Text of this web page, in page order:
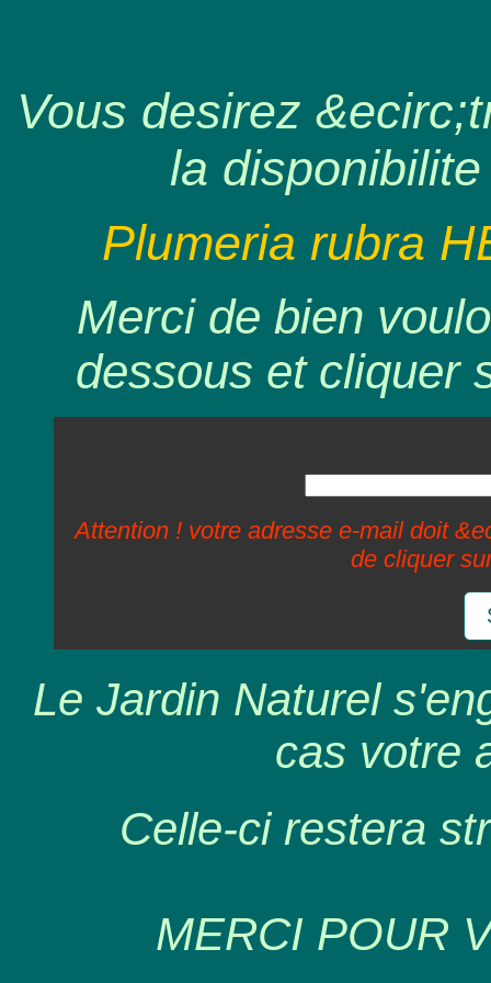
Vous desirez
la
Plumeria rubra
Merci de bien
dessous et cliquer
Attention ! votre adresse e-mail doit
de cliquer
Le Jardin Naturel
cas votre
Celle-ci restera
MERCI POUR